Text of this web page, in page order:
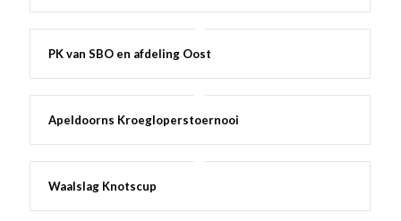
PK van SBO en afdeling Oost
Apeldoorns Kroegloperstoernooi
Waalslag Knotscup